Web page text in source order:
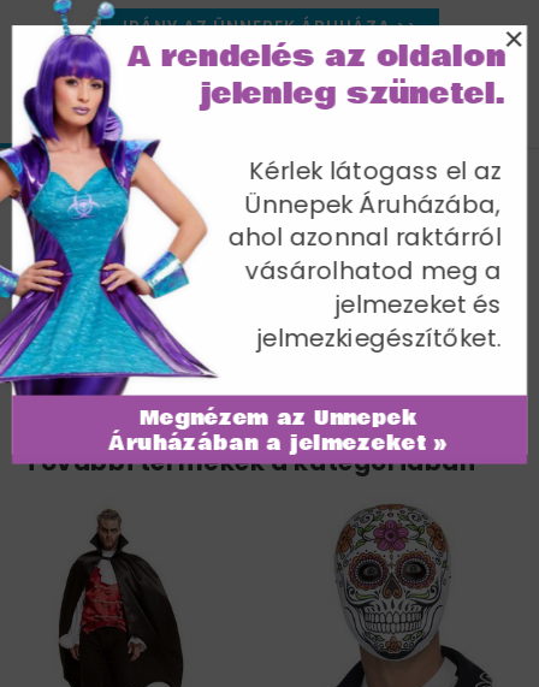
IRÁNY AZ ÜNNEPEK ÁRUHÁZA >>
JELLEMZŐK
Narancssárga Tök Jelmez Férfiaknak
Sapkával
Egy méret
Cikkszám: 28694
További termékek a kategóriában
Megnézem az Ünnepek
Áruházában a jelmezeket »
Kérlek látogass el az
Ünnepek Áruházába,
ahol azonnal raktárról
vásárolhatod meg a
jelmezeket és
jelmezkiegészítőket.
A rendelés az oldalon
jelenleg szünetel.
×